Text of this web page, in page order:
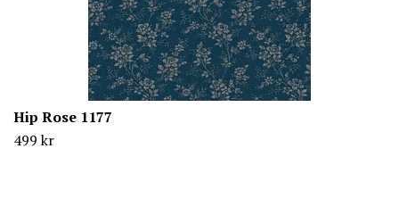
Hip Rose 1177
499 kr